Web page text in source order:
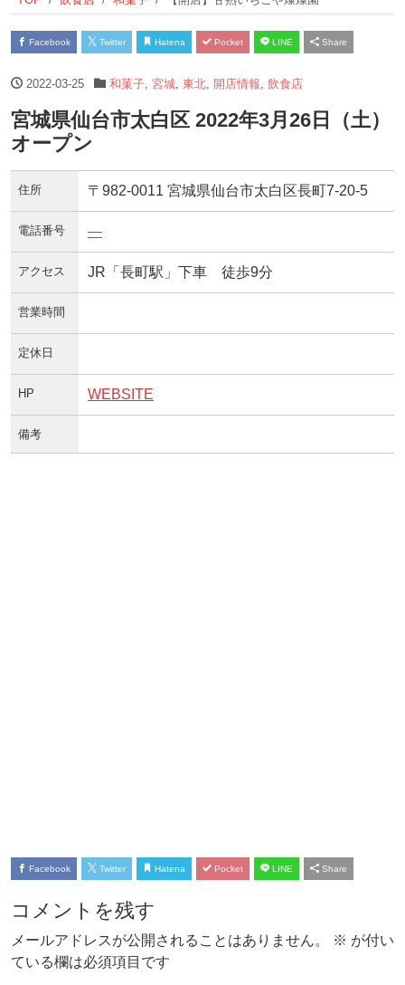
Facebook Twitter Hatena Pocket LINE Share
2022-03-25 和菓子, 宮城, 東北, 開店情報 飲食店
宮城県仙台市太白区 2022年3月26日（土）
オープン
住所 〒982-0011 宮城県仙台市太白区長町7-20-5
電話番号 —
アクセス JR「長町駅」下車 徒歩9分
営業時間
定休日
HP WEBSITE
備考
Facebook Twitter Hatena Pocket LINE Share
コメントを残す
メールアドレスが公開されることはありません。 ※ が付い
ている欄は必須項目です